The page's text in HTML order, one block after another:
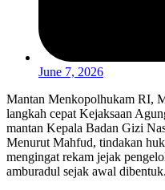
June 7, 2026
Mantan Menkopolhukam RI,
langkah cepat Kejaksaan
mantan Kepala Badan Gizi
Menurut Mahfud, tindakan
mengingat rekam jejak
amburadul sejak awal dibentuk.